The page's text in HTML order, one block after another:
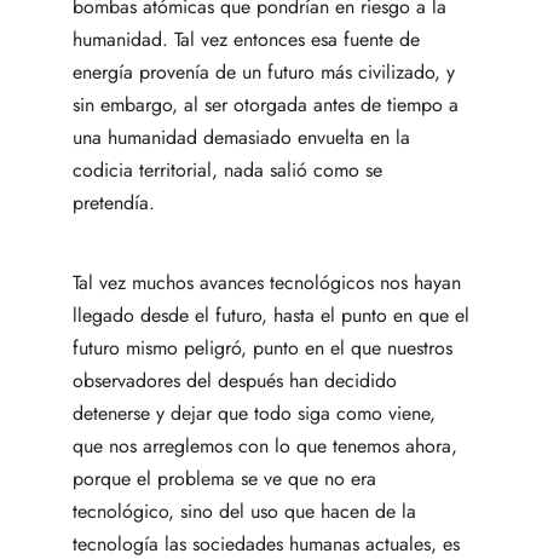
bombas atómicas que pondrían en riesgo a la
humanidad. Tal vez entonces esa fuente de
energía provenía de un futuro más civilizado, y
sin embargo, al ser otorgada antes de tiempo a
una humanidad demasiado envuelta en la
codicia territorial, nada salió como se
pretendía.
Tal vez muchos avances tecnológicos nos hayan
llegado desde el futuro, hasta el punto en que el
futuro mismo peligró, punto en el que nuestros
observadores del después han decidido
detenerse y dejar que todo siga como viene,
que nos arreglemos con lo que tenemos ahora,
porque el problema se ve que no era
tecnológico, sino del uso que hacen de la
tecnología las sociedades humanas actuales, es